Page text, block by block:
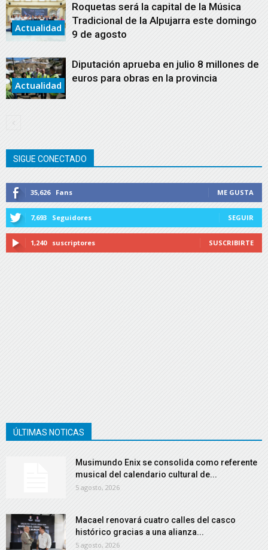
Actualidad
Roquetas será la capital de la Música
Tradicional de la Alpujarra este domingo
9 de agosto
Actualidad
Diputación aprueba en julio 8 millones de
euros para obras en la provincia
SIGUE CONECTADO
35,626 Fans ME GUSTA
7,693 Seguidores SEGUIR
1,240 suscriptores SUSCRIBIRTE
ÚLTIMAS NOTICAS
Musimundo Enix se consolida como referente
musical del calendario cultural de...
5 agosto, 2026
Macael renovará cuatro calles del casco
histórico gracias a una alianza...
5 agosto, 2026